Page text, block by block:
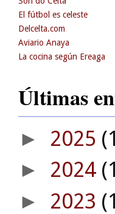
El fútbol es celeste
Delcelta.com
Aviario Anaya
La cocina según Ereaga
Últimas
► 2025
► 2024
► 2023